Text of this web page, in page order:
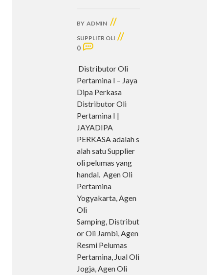
BY ADMIN //
SUPPLIER OLI //
0
Distributor Oli
Pertamina I – Jaya
Dipa Perkasa
Distributor Oli
Pertamina I |
JAYADIPA
PERKASA adalah s
alah satu Supplier
oli pelumas yang
handal. Agen Oli
Pertamina
Yogyakarta, Agen
Oli
Samping, Distribut
or Oli Jambi, Agen
Resmi Pelumas
Pertamina, Jual Oli
Jogja, Agen Oli